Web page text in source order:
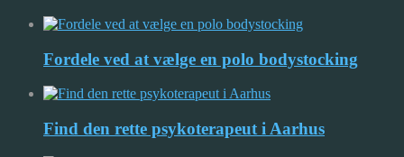
Fordele ved at vælge en polo bodystocking
Find den rette psykoterapeut i Aarhus